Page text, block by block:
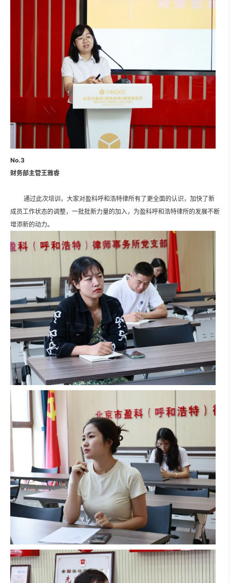
No.3
财务部主管王雅睿
通过此次培训，大家对盈科呼和浩特律所有了更全面的认识，加快了新
成员工作状态的调整，一批批新力量的加入，为盈科呼和浩特律所的发展不断
增添新的动力。